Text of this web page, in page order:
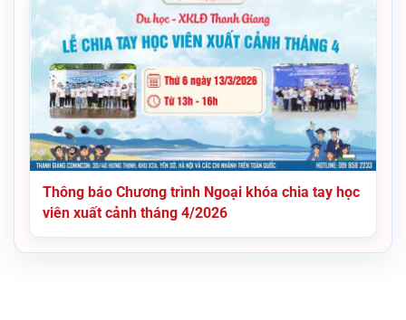
Thông báo Chương trình Ngoại khóa chia tay học
viên xuất cảnh tháng 4/2026